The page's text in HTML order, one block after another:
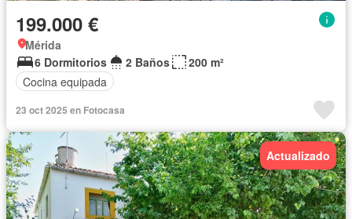
199.000 €
Mérida
6 Dormitorios
2 Baños
200 m²
Cocina equipada
23 oct 2025 en Fotocasa
Actualizado